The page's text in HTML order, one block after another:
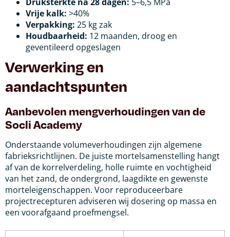
Vrije kalk: >40%
Verpakking: 25 kg zak
Houdbaarheid: 12 maanden, droog en
geventileerd opgeslagen
Verwerking en
aandachtspunten
Aanbevolen mengverhoudingen van de
Socli Academy
Onderstaande volumeverhoudingen zijn algemene
fabrieksrichtlijnen. De juiste mortelsamenstelling hangt
af van de korrelverdeling, holle ruimte en vochtigheid
van het zand, de ondergrond, laagdikte en gewenste
morteleigenschappen. Voor reproduceerbare
projectrecepturen adviseren wij dosering op massa en
een voorafgaand proefmengsel.